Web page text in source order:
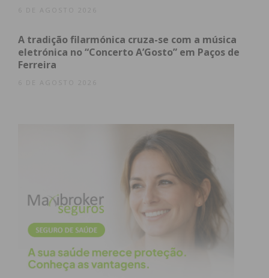
Eu li e concordo com ostermos e
condições
6 DE AGOSTO 2026
A tradição filarmónica cruza-se com a música
eletrónica no “Concerto A’Gosto” em Paços de
Ferreira
6 DE AGOSTO 2026